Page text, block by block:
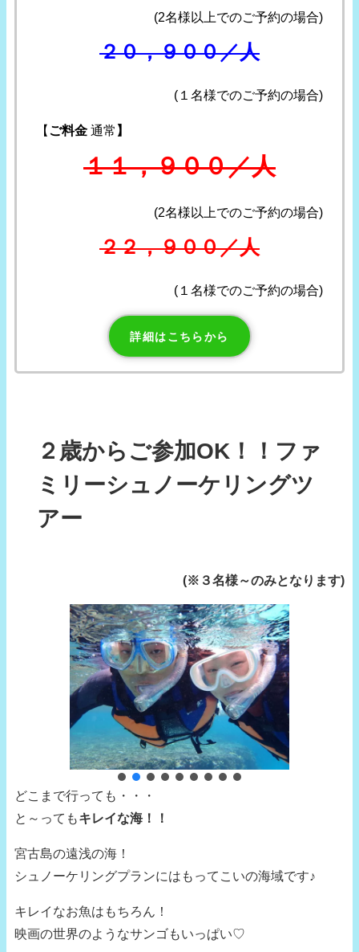
(2名様以上でのご予約の場合)
２０，９００／人
(１名様でのご予約の場合)
【 ご料金 通常 】
１１，９００／人
(2名様以上でのご予約の場合)
２２，９００／人
(１名様でのご予約の場合)
詳細はこちらから
２歳からご参加OK！！ファ
ミリーシュノーケリングツ
アー
(※３名様～のみとなります)
どこまで行っても・・・
と～ってもキレイな海！！
宮古島の遠浅の海！
シュノーケリングプランにはもってこいの海域です♪
キレイなお魚はもちろん！
映画の世界のようなサンゴもいっぱい♡